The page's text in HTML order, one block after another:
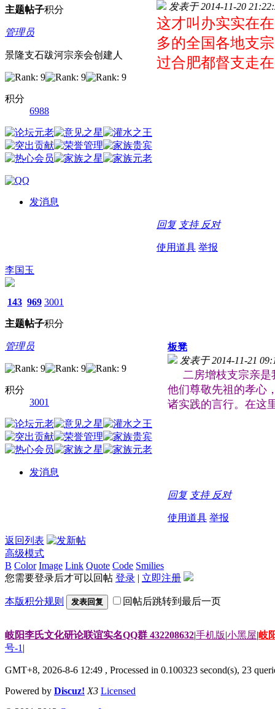
主题帖子积分
管理员
景隆支石跋河宗亲会创建人
积分
6988
发消息
发表于 2014-11-20
这才叫办实实在
多的全国各地支
过合肥都督支走
回复 支持 反对
使用道具 举报
李国玉
143
主题
969
帖子
3001
积分
管理员
积分
3001
发消息
板凳
发表于 2014-11-21
二房增枝支宗亲是
他们尊敬先祖的孝心
诸实践的言行。在这
回复 支持 反对
使用道具 举报
返回列表
高级模式
B Color Image Link Quote Code Smilies
您需要登录后才可以回帖 登录 | 立即注册
本版积分规则 发表回复 回帖后跳转到最后一页
岐阳李氏文化研论联谊实名QQ群 432208632|手机版|小黑屋|岐
号-1 |
GMT+8, 2026-8-6 12:49 , Processed in 0.100323 second(s), 23
Powered by Discuz! X3 Licensed